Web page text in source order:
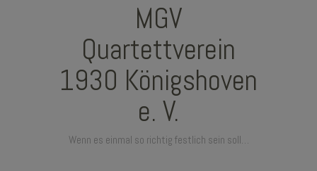
MGV
Quartettverein
1930 Königshoven
e. V.
Wenn es einmal so richtig festlich sein soll…